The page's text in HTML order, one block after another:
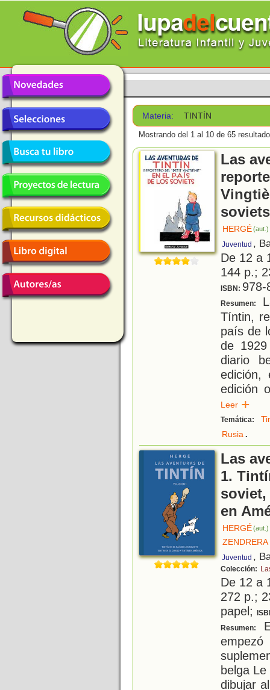
Materia: TINTÍN
Mostrando del 1 al 10 de 65
Las
soviets
HERGÉ(aut.)
Juventud ,
De 12 a
144 p.;
ISBN: 978-
Resumen:
Tíntin,
país de
de
diario
edición
Leer
Temática:
Rusia.
Las
1.
en
HERGÉ(aut.)
Juventud ,
Colección:
De 12 a
272 p.;
papel;
Resumen:
belga
dibujar